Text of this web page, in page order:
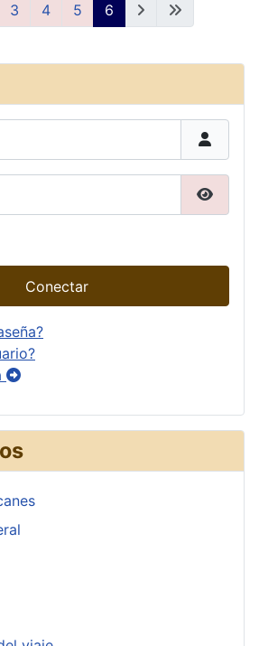
3 4 5 6
Conectar